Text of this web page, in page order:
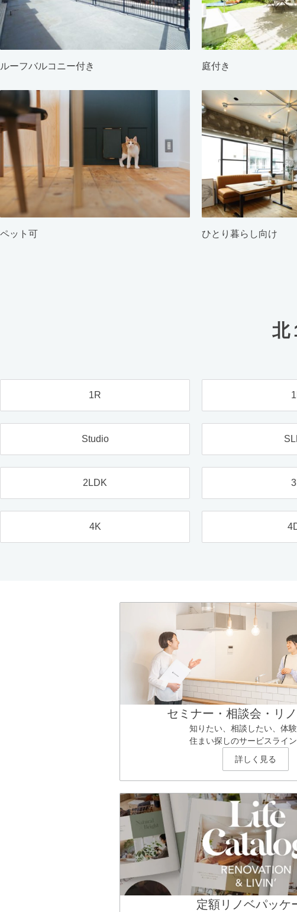
ルーフバルコニー付き 庭付き
ペット可 ひとり暮らし向け
北
1R
Studio
2LDK
4K
セミナー・相談会・リ
知りたい、相談したい、体
住まい探しのサービスライ
詳しく見る
定額リノベパッケ